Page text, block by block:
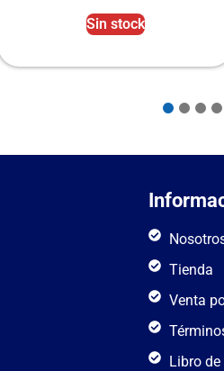
Sin stock
Tienda
Venta
Libro